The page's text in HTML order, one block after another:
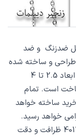
از جنس استیل ضدزنگ و ضد
طراحی و ساخته شده
است. این گردنبند با ضخامت 1 میلیمتر در ابعاد 2.5 تا 4
است. تمام
خرید ساخته خواهد
از دیگر مشخصات گردنبند رقص سما کد 40126 ظرافت و دقت